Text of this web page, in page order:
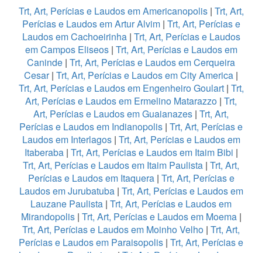
Trt, Art, Perícias e Laudos em Americanopolis | Trt, Art,
Perícias e Laudos em Artur Alvim | Trt, Art, Perícias e
Laudos em Cachoeirinha| Trt, Art, Perícias e Laudos
em Campos Eliseos | Trt, Art, Perícias e Laudos em
Caninde | Trt, Art, Perícias e Laudos em Cerqueira
Cesar| Trt, Art, Perícias e Laudos em City America |
Trt, Art, Perícias e Laudos em Engenheiro Goulart | Trt,
Art, Perícias e Laudos em Ermelino Matarazzo | Trt,
Art, Perícias e Laudos em Guaianazes | Trt, Art,
Perícias e Laudos em Indianopolis | Trt, Art, Perícias e
Laudos em Interlagos| Trt, Art, Perícias e Laudos em
Itaberaba| Trt, Art, Perícias e Laudos em Itaim Bibi |
Trt, Art, Perícias e Laudos em Itaim Paulista | Trt, Art,
Perícias e Laudos em Itaquera| Trt, Art, Perícias e
Laudos em Jurubatuba| Trt, Art, Perícias e Laudos em
Lauzane Paulista | Trt, Art, Perícias e Laudos em
Mirandopolis| Trt, Art, Perícias e Laudos em Moema|
Trt, Art, Perícias e Laudos em Moinho Velho | Trt, Art,
Perícias e Laudos em Paraisopolis | Trt, Art, Perícias e